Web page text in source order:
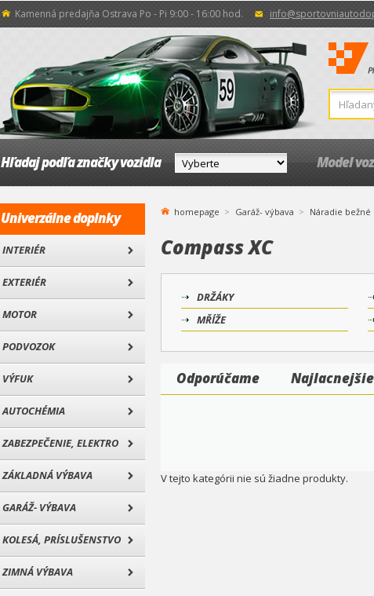
Kamenná predajňa Ostrava Po - Pi 9:00 - 16:00 hod.
Hľadaj podľa značky vozidla Model
Univerzálne doplnky
INTERIÉR
EXTERIÉR
MOTOR
PODVOZOK
VÝFUK
AUTOCHÉMIA
ZABEZPEČENIE, ELEKTRO
ZÁKLADNÁ VÝBAVA
GARÁŽ- VÝBAVA
KOLESÁ, PRÍSLUŠENSTVO
ZIMNÁ VÝBAVA
homepage Garáž- výbava Náradie bežné
Compass XC
DRŽÁKY
MŘÍŽE
Odporúčame Najlacnejšie
V tejto kategórii nie sú žiadne produkty.